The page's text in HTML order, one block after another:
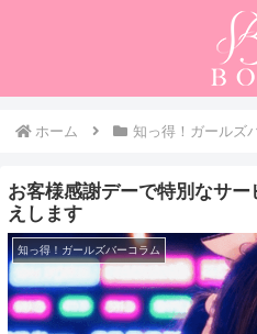
ホーム 知っ得！ガールズ
お客様感謝デーで特別なサ
えします
知っ得！ガールズバーコラム